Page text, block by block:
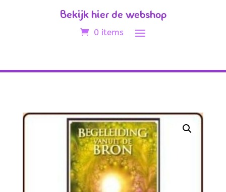
Bekijk hier de webshop
0 items